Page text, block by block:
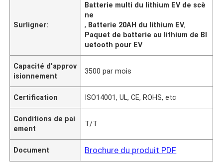
Surligner:
Batterie multi du lithium EV de scè
ne
, Batterie 20AH du lithium EV,
Paquet de batterie au lithium de Bl
uetooth pour EV
Capacité d'approv
isionnement
3500 par mois
Certification ISO14001, UL, CE, ROHS, etc
Conditions de pai
ement
T/T
Document Brochure du produit PDF